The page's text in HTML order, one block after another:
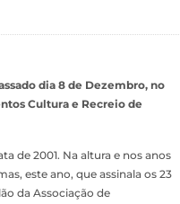
dia 8 de Dezembro, no
Cultura e Recreio de
de 2001. Na altura e nos anos
este ano, que assinala os 23
da Associação de